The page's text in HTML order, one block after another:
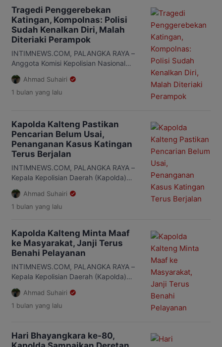
narkoba di Desa Tumbang Kalemei,
Kecamatan Katingan Tengah. Kapolda
Kalteng, Irjen Pol Iwan Kurniawan
mengatakan, sebanyak sembilan orang
terduga pelaku telah
diamankan. “Kurang lebih sembilan
orang sudah kita amankan dan kita […]
Tragedi Penggerebekan
Katingan, Kompolnas: Polisi
Sudah Kenalkan Diri, Malah
Diteriaki Perampok
INTIMNEWS.COM, PALANGKA RAYA –
Anggota Komisi Kepolisian Nasional
(Kompolnas), Mochammad Choirul
Anam menyebut, personel
Satresnarkoba Polres Katingan telah
narkoba di Desa Tumbang Kalemei,
Kecamatan Katingan Tengah beberapa
waktu lalu. Pernyataan itu disampaikan
Anam usai meninjau langsung lokasi
Daerah (Kapolda) Kalimantan Tengah
(Kalteng), Irjen […]
Ahmad Suhairi
1 bulan yang lalu
Kapolda Kalteng Pastikan
Pencarian Belum Usai,
Penanganan Kasus Katingan
Terus Berjalan
INTIMNEWS.COM, PALANGKA RAYA –
Kepala Kepolisian Daerah (Kapolda)
Kalimantan Tengah (Kalteng), Irjen Pol
Iwan Kurniawan, menegaskan proses
pencarian terhadap personel Polres
penyidikan terhadap kasus
penyerangan saat operasi
penggerebekan bandar narkoba di
Desa Tumbang Kalemei juga terus
berjalan. Hal itu disampaikannya
kepada awak media usai menghadiri
[…]
Ahmad Suhairi
1 bulan yang lalu
Kapolda Kalteng Minta Maaf
ke Masyarakat, Janji Terus
Benahi Pelayanan
INTIMNEWS.COM, PALANGKA RAYA –
Kepala Kepolisian Daerah (Kapolda)
Kalimantan Tengah (Kalteng), Irjen Pol
Iwan Kurniawan, menyampaikan
apresiasi sekaligus permohonan maaf
setahun terakhir. Pernyataan itu
Ahmad Suhairi
1 bulan yang lalu
Hari Bhayangkara ke-80,